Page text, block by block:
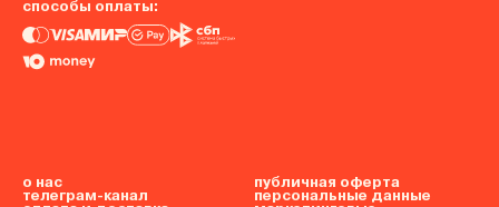
о нас
телеграм-канал
публичная оферта
персональные данные
способы оплаты: